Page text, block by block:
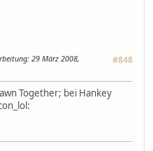
#848
: 29 März 2008,
Together; bei Hankey